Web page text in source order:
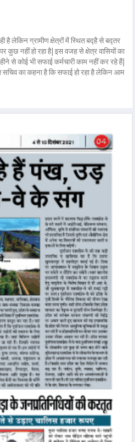
है लेकिन ग्रामीण क्षेत्रों में स्थित बद्है से बद्तर
नहीं हो रहा है| इस वजह से क्षेत्र वासियों का
से कोई भी सफाई कर्मचारी काम नहीं कर रहे हैं|
का कहना है कि सफाई हो रहा है लेकिन आम